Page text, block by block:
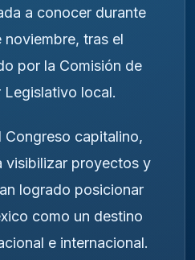
a conocer durante
noviembre, tras el
por la Comisión de
Legislativo local.
Congreso capitalino,
visibilizar proyectos y
logrado posicionar
como un destino
e internacional.